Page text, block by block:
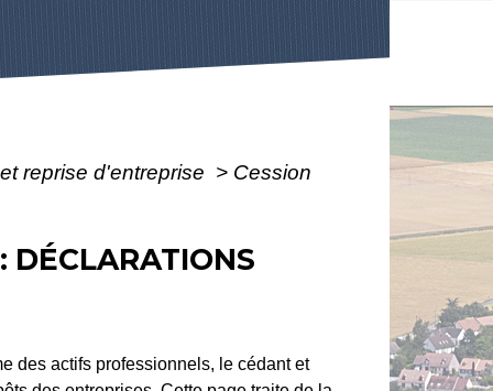
reprise d'entreprise > Cession
DÉCLARATIONS
des actifs professionnels, le cédant et